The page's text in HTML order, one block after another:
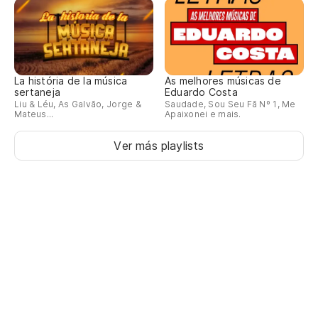
La história de la música
sertaneja
Liu & Léu, As Galvão, Jorge &
Mateus...
As melhores músicas de
Eduardo Costa
Saudade, Sou Seu Fã Nº 1, Me
Apaixonei e mais.
Ver más playlists